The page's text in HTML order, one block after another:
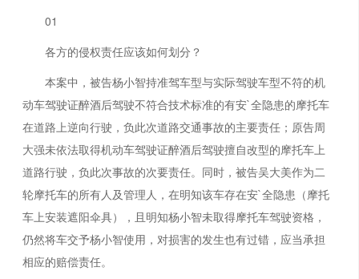
01
各方的侵权责任应该如何划分？
本案中，被告杨小智持准驾车型与实际驾驶车型不符的机
动车驾驶证醉酒后驾驶不符合技术标准的有安`全隐患的摩托车
在道路上逆向行驶，负此次道路交通事故的主要责任；原告周
大强未依法取得机动车驾驶证醉酒后驾驶擅自改型的摩托车上
道路行驶，负此次事故的次要责任。同时，被告吴大美作为二
轮摩托车的所有人及管理人，在明知该车存在安`全隐患（摩托
车上安装遮阳伞具），且明知杨小智未取得摩托车驾驶资格，
仍然将车交予杨小智使用，对损害的发生也有过错，应当承担
相应的赔偿责任。